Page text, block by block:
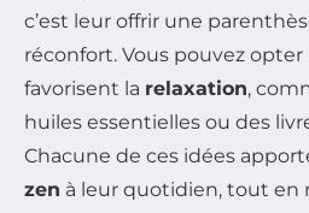
c’est leur offrir une
réconfort. Vous pouvez
favorisent la relaxation,
huiles essentielles ou des
Chacune de ces idées
zen à leur quotidien, tout en